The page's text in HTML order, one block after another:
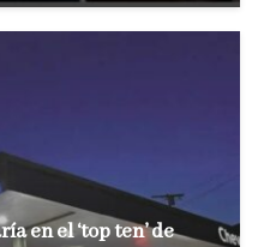
en el ‘top ten’ de